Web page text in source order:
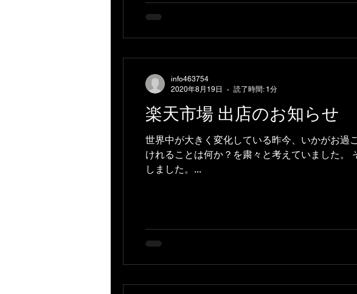
楽天市場 出店のお知らせ
世界中が大きく変化している昨今、いかがお過
けれることは何か？を粛々と考えていました。
しました。...
info463754
2020年8月19日
読了時間: 1分